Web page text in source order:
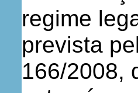
regime
prevista
166/2008,